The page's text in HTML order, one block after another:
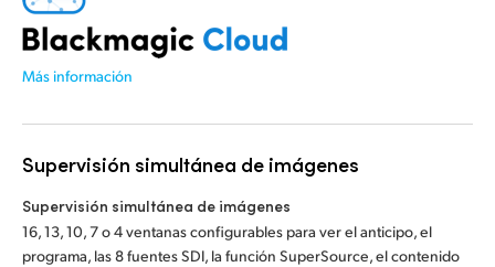
Más información
Supervisión simultánea de imágenes
Supervisión simultánea de imágenes
16, 13, 10, 7 o 4 ventanas configurables para ver el anticipo, el
programa, las 8 fuentes SDI, la función SuperSource, el contenido